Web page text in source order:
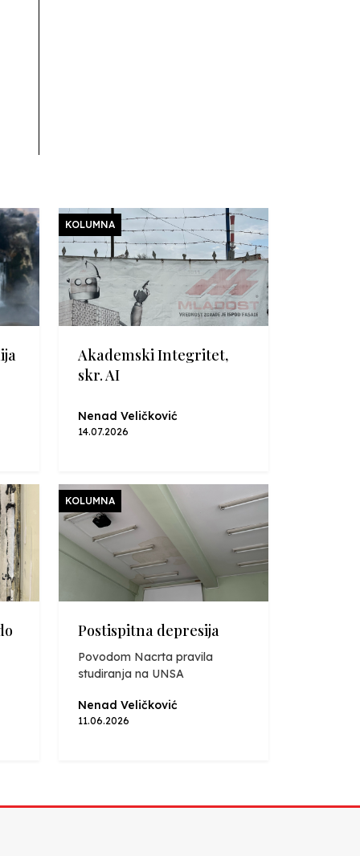
KOLUMNA
Akademski Integritet,
skr. AI
Nenad Veličković
14.07.2026
KOLUMNA
Postispitna depresija
Povodom Nacrta pravila
studiranja na UNSA
Nenad Veličković
11.06.2026